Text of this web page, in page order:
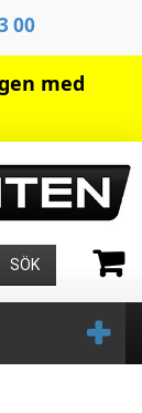
00
med
SÖK